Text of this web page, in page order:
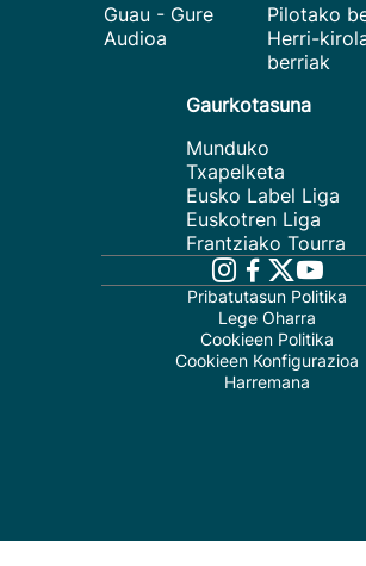
Guau - Gure
Audioa
Pilotako
Herri-
berriak
Gaurkotasuna
Munduko
Txapelketa
Eusko Label Liga
Euskotren Liga
Frantziako Tourra
Pribatutasun Politika
Lege Oharra
Cookieen Politika
Cookieen Konfigurazioa
Harremana